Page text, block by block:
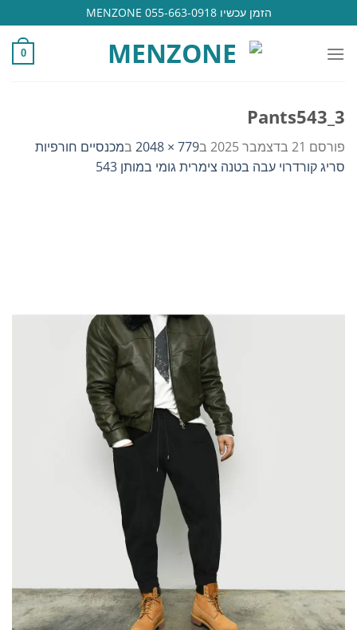
to
content
הזמן עכשיו 055-663-0918 MENZONE
0
Pants543_3
פורסם 21 בדצמבר 2025 ב779 × 2048 במכנסיים חורפיות
סריג קורדרוי עבה בטנה צימרית גומי במותן 543